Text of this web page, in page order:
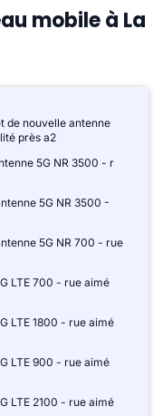
mobile à La
de nouvelle antenne
près a2
5G NR 3500 - r
5G NR 3500 -
5G NR 700 - rue
LTE 700 - rue aimé
LTE 1800 - rue aimé
LTE 900 - rue aimé
LTE 2100 - rue aimé